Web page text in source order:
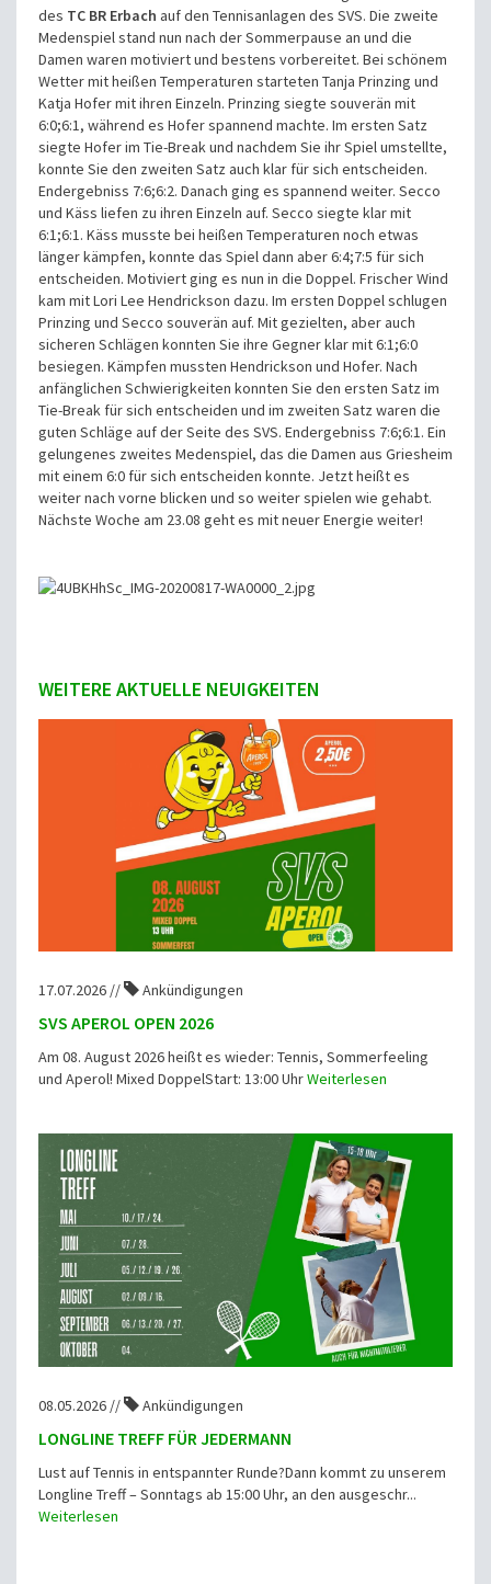
des TC BR Erbach auf den Tennisanlagen des SVS. Die zweite
Medenspiel stand nun nach der Sommerpause an und die
Damen waren motiviert und bestens vorbereitet. Bei schönem
Wetter mit heißen Temperaturen starteten Tanja Prinzing und
Katja Hofer mit ihren Einzeln. Prinzing siegte souverän mit
6:0;6:1, während es Hofer spannend machte. Im ersten Satz
siegte Hofer im Tie-Break und nachdem Sie ihr Spiel umstellte,
konnte Sie den zweiten Satz auch klar für sich entscheiden.
Endergebniss 7:6;6:2. Danach ging es spannend weiter. Secco
und Käss liefen zu ihren Einzeln auf. Secco siegte klar mit
6:1;6:1. Käss musste bei heißen Temperaturen noch etwas
länger kämpfen, konnte das Spiel dann aber 6:4;7:5 für sich
entscheiden. Motiviert ging es nun in die Doppel. Frischer Wind
kam mit Lori Lee Hendrickson dazu. Im ersten Doppel schlugen
Prinzing und Secco souverän auf. Mit gezielten, aber auch
sicheren Schlägen konnten Sie ihre Gegner klar mit 6:1;6:0
besiegen. Kämpfen mussten Hendrickson und Hofer. Nach
anfänglichen Schwierigkeiten konnten Sie den ersten Satz im
Tie-Break für sich entscheiden und im zweiten Satz waren die
guten Schläge auf der Seite des SVS. Endergebniss 7:6;6:1. Ein
gelungenes zweites Medenspiel, das die Damen aus Griesheim
mit einem 6:0 für sich entscheiden konnte. Jetzt heißt es
weiter nach vorne blicken und so weiter spielen wie gehabt.
Nächste Woche am 23.08 geht es mit neuer Energie weiter!
WEITERE AKTUELLE NEUIGKEITEN
17.07.2026 // Ankündigungen
SVS APEROL OPEN 2026
Am 08. August 2026 heißt es wieder: Tennis, Sommerfeeling
und Aperol! Mixed DoppelStart: 13:00 UhrWeiterlesen
08.05.2026 // Ankündigungen
LONGLINE TREFF FÜR JEDERMANN
Lust auf Tennis in entspannter Runde?Dann kommt zu unserem
Longline Treff – Sonntags ab 15:00 Uhr, an den ausgeschr...
Weiterlesen